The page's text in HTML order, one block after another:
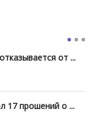
от ...
17 прошений о ...